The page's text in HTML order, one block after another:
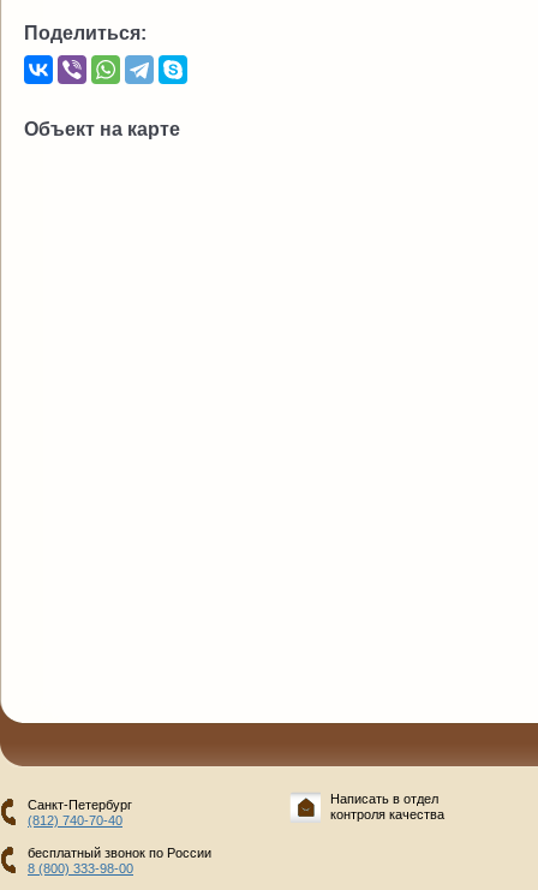
Поделиться:
Объект на карте
Санкт-Петербург
(812) 740-70-40
бесплатный звонок по России
8 (800) 333-98-00
Написать в отдел
контроля качества